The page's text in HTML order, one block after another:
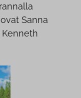
Sanna
Kenneth